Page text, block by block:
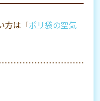
方は「ポリ袋の空気